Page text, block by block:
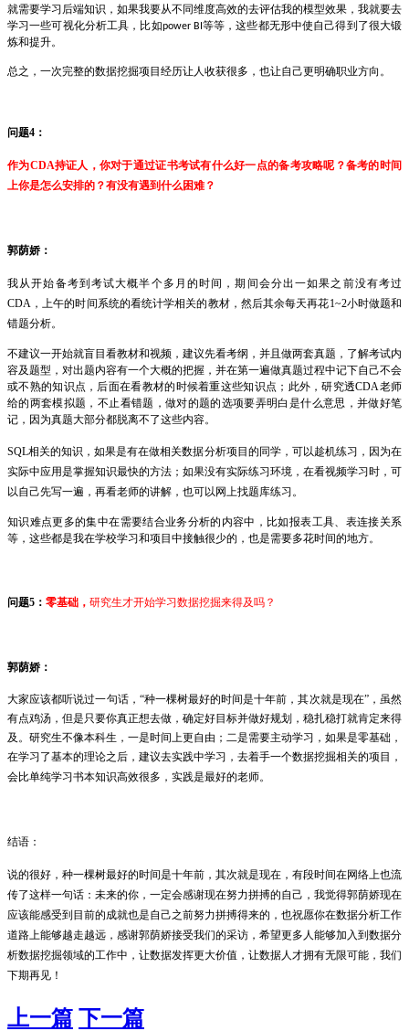
就需要学习后端知识，如果我要从不同维度高效的去评估我的模型效果，我就要去
学习一些可视化分析工具，比如power BI 等等，这些都无形中使自己得到了很大锻
炼和提升。
总之，一次完整的数据挖掘项目经历让人收获很多，也让自己更明确职业方向。
问题4 ：
作为CDA持证人，你对于通过证书考试有什么好一点的备考攻略呢？备考的时间
上你是怎么安排的？有没有遇到什么困难？
郭荫娇：
我从开始备考到考试大概半个多月的时间，期间会分出一如果之前没有考过
CDA ，上午的时间系统的看统计学相关的教材，然后其余每天再花1~2小时做题和
错题分析。
不建议一开始就盲目看教材和视频，建议先看考纲，并且做两套真题，了解考试内
容及题型，对出题内容有一个大概的把握，并在第一遍做真题过程中记下自己不会
或不熟的知识点，后面在看教材的时候着重这些知识点；此外，研究透CDA老师
给的两套模拟题，不止看错题，做对的题的选项要弄明白是什么意思，并做好笔
记，因为真题大部分都脱离不了这些内容。
SQL相关的知识，如果是有在做相关数据分析项目的同学，可以趁机练习，因为在
实际中应用是掌握知识最快的方法；如果没有实际练习环境，在看视频学习时，可
以自己先写一遍，再看老师的讲解，也可以网上找题库练习。
知识难点更多的集中在需要结合业务分析的内容中，比如报表工具、表连接关系
等，这些都是我在学校学习和项目中接触很少的，也是需要多花时间的地方。
问题5 ： 零基础， 研究生才开始学习数据挖掘来得及吗？
郭荫娇：
大家应该都听说过一句话，“种一棵树最好的时间是十年前，其次就是现在”，虽然
有点鸡汤，但是只要你真正想去做，确定好目标并做好规划，稳扎稳打就肯定来得
及。研究生不像本科生，一是时间上更自由；二是需要主动学习，如果是零基础，
在学习了基本的理论之后，建议去实践中学习，去着手一个数据挖掘相关的项目，
会比单纯学习书本知识高效很多，实践是最好的老师。
结语：
说的很好，种一棵树最好的时间是十年前，其次就是现在，有段时间在网络上也流
传了这样一句话：未来的你，一定会感谢现在努力拼搏的自己，我觉得郭荫娇现在
应该能感受到目前的成就也是自己之前努力拼搏得来的，也祝愿你在数据分析工作
道路上能够越走越远，感谢郭荫娇接受我们的采访，希望更多人能够加入到数据分
析数据挖掘领域的工作中，让数据发挥更大价值，让数据人才拥有无限可能，我们
下期再见！
上一篇 下一篇